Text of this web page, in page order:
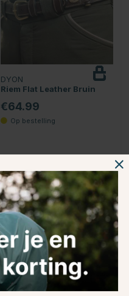
DYON
Riem Flat Leather Bruin
€64.99